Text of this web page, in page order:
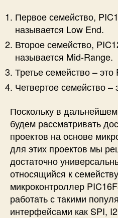
Первое семейство,
называется Low End.
Второе семейство,
называется Mid-Range.
Третье семейство – это
Четвертое семейство –
Поскольку в
будем рассматривать
проектов на основе
для этих проектов мы
достаточно
относящийся к
микроконтроллер
работать с такими
интерфейсами как SPI,